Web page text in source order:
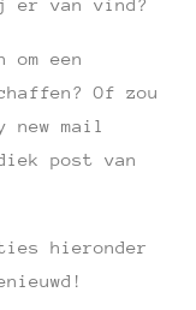
er van vind?
om een
Of zou
new mail
post van
hieronder